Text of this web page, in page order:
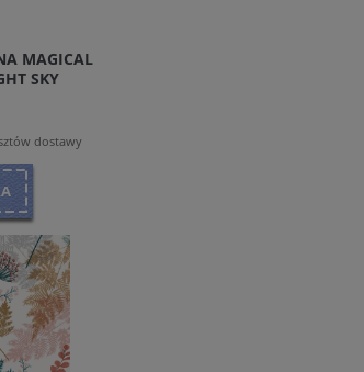
MAGICAL
SKY
dostawy